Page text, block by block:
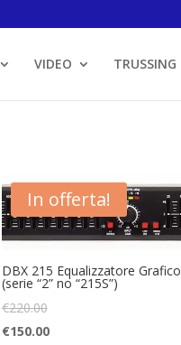
VIDEO TRUSSING
In offerta!
DBX 215 Equalizzatore Grafico
(serie “2” no “215S”)
€220.00
€150.00